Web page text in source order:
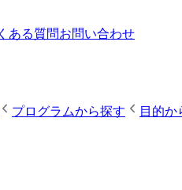
ある質問お問い合わせ
プログラムから探す 目的か